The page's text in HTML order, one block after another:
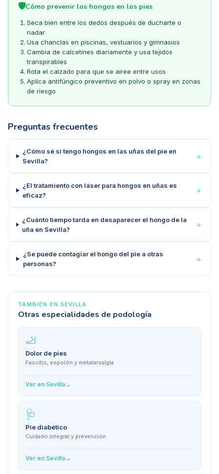
🛡️Cómo prevenir los hongos en los pies
Seca bien entre los dedos después de ducharte o
nadar
Usa chanclas en piscinas, vestuarios y gimnasios
Cambia de calcetines diariamente y usa tejidos
transpirables
Rota el calzado para que se airee entre usos
Aplica antifúngico preventivo en polvo o spray en zonas
de riesgo
Preguntas frecuentes
¿Cómo sé si tengo hongos en las uñas del pie en
Sevilla?
＋
¿El tratamiento con láser para hongos en uñas es
eficaz?
＋
¿Cuánto tiempo tarda en desaparecer el hongo de la
uña en Sevilla?
＋
¿Se puede contagiar el hongo del pie a otras
personas?
＋
TAMBIÉN EN SEVILLA
Otras especialidades de podología
🦶
Dolor de pies
Fascitis, espolón y metatarsalgia
Ver en Sevilla→
🩺
Pie diabético
Cuidado integral y prevención
Ver en Sevilla→